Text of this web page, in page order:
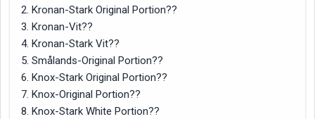
2. Kronan-Stark Original Portion??
3. Kronan-Vit??
4. Kronan-Stark Vit??
5. Smålands-Original Portion??
6. Knox-Stark Original Portion??
7. Knox-Original Portion??
8. Knox-Stark White Portion??